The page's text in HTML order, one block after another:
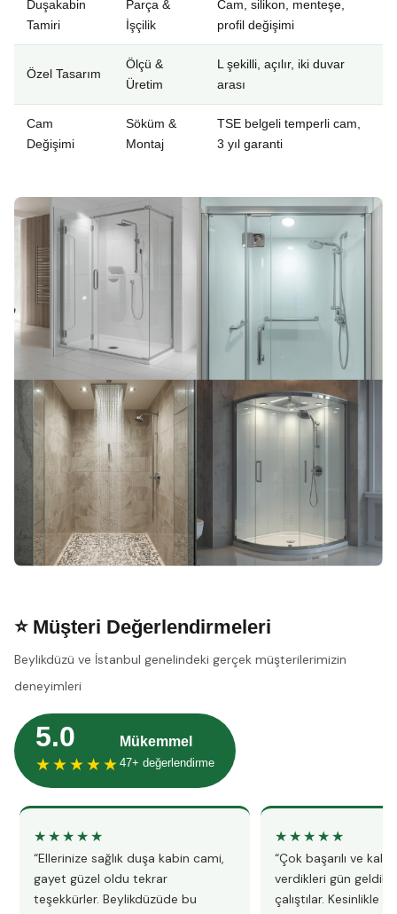
Duşakabin
Tamiri
Parça &
İşçilik
Cam, silikon, menteşe,
profil değişimi
Özel Tasarım
Ölçü &
Üretim
L şekilli, açılır, iki duvar
arası
Cam
Değişimi
Söküm &
Montaj
TSE belgeli temperli cam,
3 yıl garanti
⭐ Müşteri Değerlendirmeleri
Beylikdüzü ve İstanbul genelindeki gerçek müşterilerimizin
deneyimleri
5.0
★★★★★
Mükemmel
47+ değerlendirme
★★★★★
“Ellerinize sağlık duşa kabin cami,
gayet güzel oldu tekrar
teşekkürler. Beylikdüzüde bu
★★★★★
“Çok başarılı ve
verdikleri gün
çalıştılar. Kesinlikle